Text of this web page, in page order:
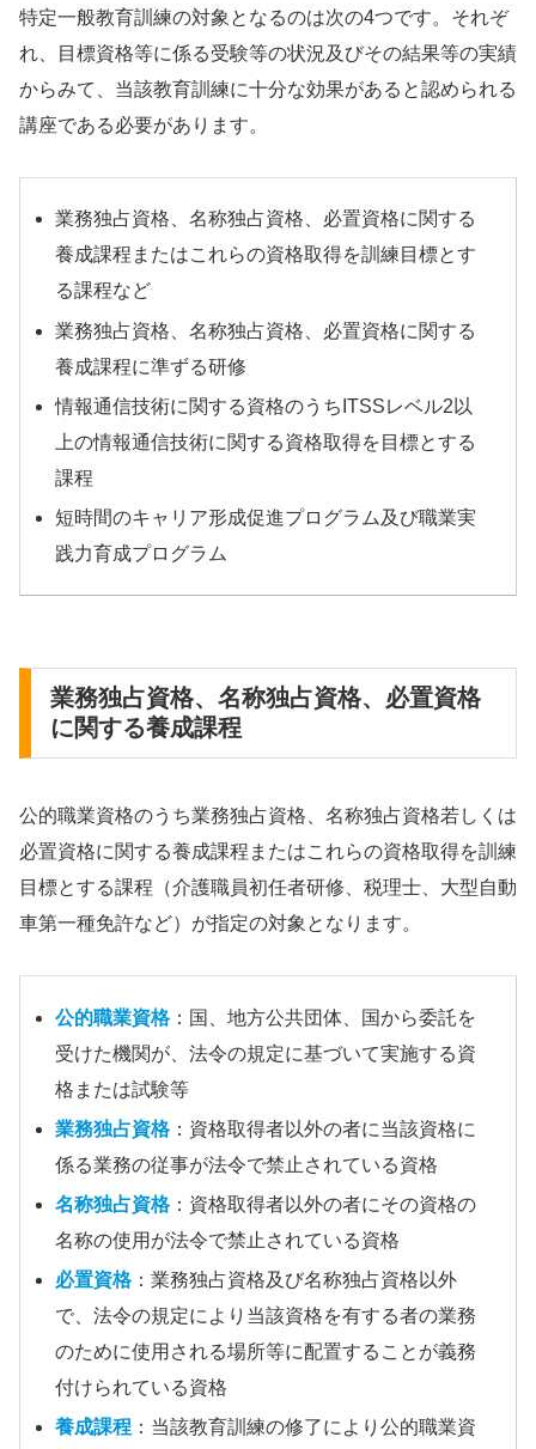
特定一般教育訓練の対象となるのは次の4つです。それぞ
れ、目標資格等に係る受験等の状況及びその結果等の実績
からみて、当該教育訓練に十分な効果があると認められる
講座である必要があります。
業務独占資格、名称独占資格、必置資格に関する
養成課程またはこれらの資格取得を訓練目標とす
る課程など
業務独占資格、名称独占資格、必置資格に関する
養成課程に準ずる研修
情報通信技術に関する資格のうちITSSレベル2以
上の情報通信技術に関する資格取得を目標とする
課程
短時間のキャリア形成促進プログラム及び職業実
践力育成プログラム
業務独占資格、名称独占資格、必置資格
に関する養成課程
公的職業資格のうち業務独占資格、名称独占資格若しくは
必置資格に関する養成課程またはこれらの資格取得を訓練
目標とする課程（介護職員初任者研修、税理士、大型自動
車第一種免許など）が指定の対象となります。
公的職業資格：国、地方公共団体、国から委託を
受けた機関が、法令の規定に基づいて実施する資
格または試験等
業務独占資格：資格取得者以外の者に当該資格に
係る業務の従事が法令で禁止されている資格
名称独占資格：資格取得者以外の者にその資格の
名称の使用が法令で禁止されている資格
必置資格：業務独占資格及び名称独占資格以外
で、法令の規定により当該資格を有する者の業務
のために使用される場所等に配置することが義務
付けられている資格
養成課程 ：当該教育訓練の修了により公的職業資